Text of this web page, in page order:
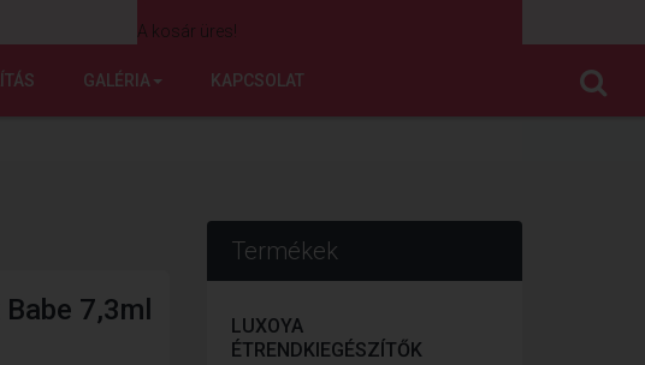
A kosár üres!
GALÉRIA KAPCSOLAT
7,3ml
Termékek
LUXOYA
ÉTRENDKIEGÉSZÍTŐK